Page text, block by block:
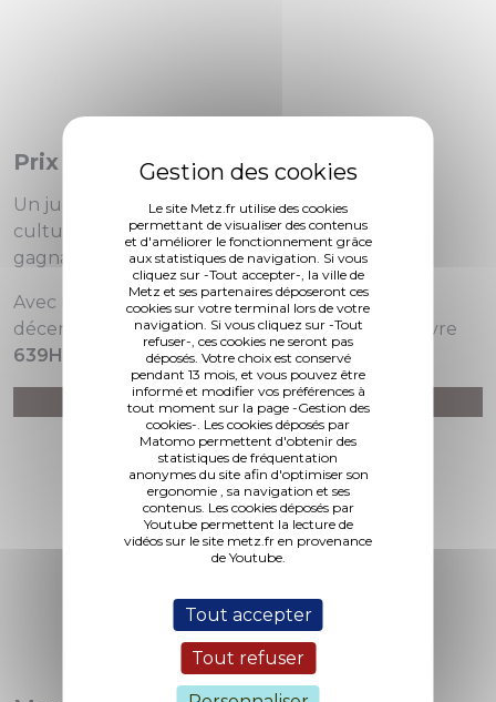
Le site Metz.fr utilise des cookies
permettant de visualiser des contenus
et d'améliorer le fonctionnement grâce
aux statistiques de navigation. Si vous
cliquez sur -Tout accepter-, la ville de
Metz et ses partenaires déposeront ces
cookies sur votre terminal lors de votre
navigation. Si vous cliquez sur -Tout
refuser-, ces cookies ne seront pas
déposés. Votre choix est conservé
pendant 13 mois, et vous pouvez être
informé et modifier vos préférences à
tout moment sur la page -Gestion des
cookies-. Les cookies déposés par
Matomo permettent d'obtenir des
statistiques de fréquentation
anonymes du site afin d'optimiser son
ergonomie , sa navigation et ses
contenus. Les cookies déposés par
Youtube permettent la lecture de
vidéos sur le site metz.fr en provenance
de Youtube.
Tout accepter
Tout refuser
Prix du jury :
Un jury de professionnels internationaux de la
culture a également été invité à désigner un
gagnant parmi ces 10 oeuvres.
Avec un total de 18 points, le prix du jury est
décerné à
Felix Frank (Équateur) pour son oeuvre
639Hz
YouTube est désactivé. Autoriser